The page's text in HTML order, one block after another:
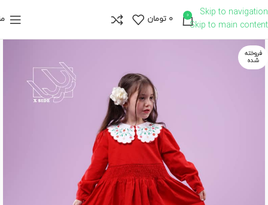
Skip to navigation
Skip to main content
0
0 تومان
فروخته
شده